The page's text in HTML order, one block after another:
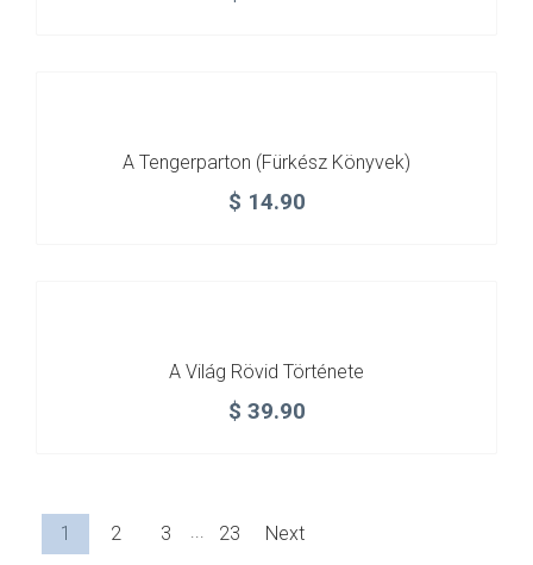
A Tengerparton (Fürkész Könyvek)
$ 14.90
A Világ Rövid Története
$ 39.90
1 2 3 ... 23 Next